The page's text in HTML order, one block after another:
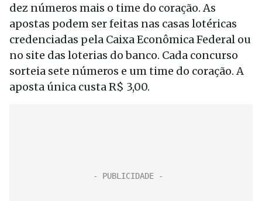
dez números mais o time do coração. As
apostas podem ser feitas nas casas lotéricas
credenciadas pela Caixa Econômica Federal ou
no site das loterias do banco. Cada concurso
sorteia sete números e um time do coração. A
aposta única custa R$ 3,00.